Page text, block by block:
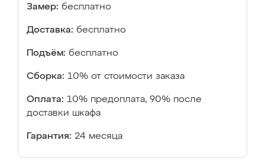
Замер: бесплатно
Доставка: бесплатно
Подъём: бесплатно
Сборка: 10% от стоимости заказа
Оплата: 10% предоплата, 90% после
доставки шкафа
Гарантия: 24 месяца